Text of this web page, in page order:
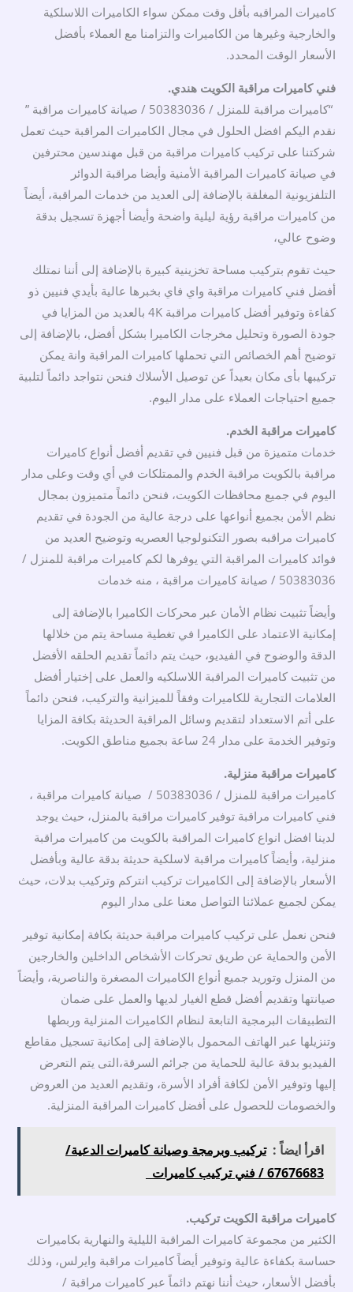
كاميرات المراقبه بأقل وقت ممكن سواء الكاميرات اللاسلكية
والخارجية وغيرها من الكاميرات والتزامنا مع العملاء بأفضل
الأسعار الوقت المحدد.
فني كاميرات مراقبة الكويت هندي.
“كاميرات مراقبة للمنزل / 50383036 / صيانة كاميرات مراقبة ”
نقدم اليكم افضل الحلول في مجال الكاميرات المراقبة حيث تعمل
شركتنا على تركيب كاميرات مراقبة من قبل مهندسين محترفين
في صيانة كاميرات المراقبة الأمنية وأيضا مراقبة الدوائر
التلفزيونية المغلقة بالإضافة إلى العديد من خدمات المراقبة، أيضاً
من كاميرات مراقبة رؤية ليلية واضحة وأيضا أجهزة تسجيل بدقة
وضوح عالي،
حيث تقوم بتركيب مساحة تخزينية كبيرة بالإضافة إلى أننا نمتلك
أفضل فني كاميرات مراقبة واي فاي بخبرها عالية بأيدي فنيين ذو
كفاءة وتوفير أفضل كاميرات مراقبة 4K بالعديد من المزايا في
جودة الصورة وتحليل مخرجات الكاميرا بشكل أفضل، بالإضافة إلى
توضيح أهم الخصائص التي تحملها كاميرات المراقبة وانة يمكن
تركيبها بأى مكان بعيداً عن توصيل الأسلاك فنحن نتواجد دائماً لتلبية
جميع احتياجات العملاء على مدار اليوم.
كاميرات مراقبة الخدم.
خدمات متميزة من قبل فنيين في تقديم أفضل أنواع كاميرات
مراقبة بالكويت مراقبة الخدم والممتلكات في أي وقت وعلى مدار
اليوم في جميع محافظات الكويت، فنحن دائماً متميزون بمجال
نظم الأمن بجميع أنواعها على درجة عالية من الجودة في تقديم
كاميرات مراقبه بصور التكنولوجيا العصريه وتوضيح العديد من
فوائد كاميرات المراقبة التي يوفرها لكم كاميرات مراقبة للمنزل /
50383036 / صيانة كاميرات مراقبة ، منه خدمات
وأيضاً تثبيت نظام الأمان عبر محركات الكاميرا بالإضافة إلى
إمكانية الاعتماد على الكاميرا في تغطية مساحة يتم من خلالها
الدقة والوضوح في الفيديو، حيث يتم دائماً تقديم الحلقه الأفضل
من تثبيت كاميرات المراقبة اللاسلكيه والعمل على إختيار أفضل
العلامات التجارية للكاميرات وفقاً للميزانية والتركيب، فنحن دائماً
على أتم الاستعداد لتقديم وسائل المراقبة الحديثة بكافة المزايا
وتوفير الخدمة على مدار 24 ساعة بجميع مناطق الكويت.
كاميرات مراقبة منزلية.
كاميرات مراقبة للمنزل / 50383036 / صيانة كاميرات مراقبة ،
فني كاميرات مراقبة توفير كاميرات مراقبة بالمنزل، حيث يوجد
لدينا افضل انواع كاميرات المراقبة بالكويت من كاميرات مراقبة
منزلية، وأيضاً كاميرات مراقبة لاسلكية حديثة بدقة عالية وبأفضل
الأسعار بالإضافة إلى الكاميرات تركيب انتركم وتركيب بدلات، حيث
يمكن لجميع عملائنا التواصل معنا على مدار اليوم
فنحن نعمل على تركيب كاميرات مراقبة حديثة بكافة إمكانية توفير
الأمن والحماية عن طريق تحركات الأشخاص الداخلين والخارجين
من المنزل وتوريد جميع أنواع الكاميرات المصغرة والناصرية، وأيضاً
صيانتها وتقديم أفضل قطع الغيار لديها والعمل على ضمان
التطبيقات البرمجية التابعة لنظام الكاميرات المنزلية وربطها
وتنزيلها عبر الهاتف المحمول بالإضافة إلى إمكانية تسجيل مقاطع
الفيديو بدقة عالية للحماية من جرائم السرقة،التى يتم التعرض
إليها وتوفير الأمن لكافة أفراد الأسرة، وتقديم العديد من العروض
والخصومات للحصول على أفضل كاميرات المراقبة المنزلية.
اقرأ ايضاً : تركيب وبرمجة وصيانة كاميرات الدعية/
67676683 / فني تركيب كاميرات
كاميرات مراقبة الكويت تركيب.
الكثير من مجموعة كاميرات المراقبة الليلية والنهارية بكاميرات
حساسة بكفاءة عالية وتوفير أيضاً كاميرات مراقبة وايرلس، وذلك
بأفضل الأسعار، حيث أننا نهتم دائماً عبر كاميرات مراقبة /